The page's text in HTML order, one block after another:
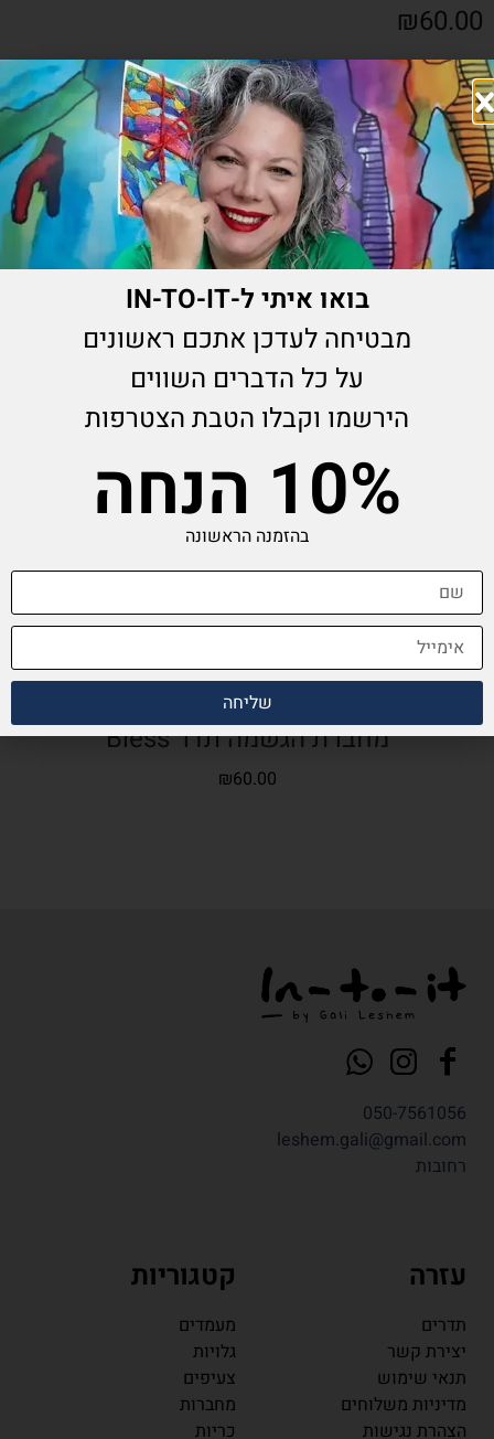
₪60.00
הוספה לסל
מוצרים נוספים שיעניינו אותך
מחברת הגשמה תדר Bless
₪60.00
050-7561056
leshem.gali@gmail.com
רחובות
עזרה
תדרים
יצירת קשר
תנאי שימוש
מדיניות משלוחים
הצהרת נגישות
קטגוריות
מעמדים
גלויות
צעיפים
מחברות
כריות
בואו איתי ל-IN-TO-IT
מבטיחה לעדכן אתכם ראשונים
על כל הדברים השווים
הירשמו וקבלו הטבת הצטרפות
10% הנחהבהזמנה הראשונה
שליחה